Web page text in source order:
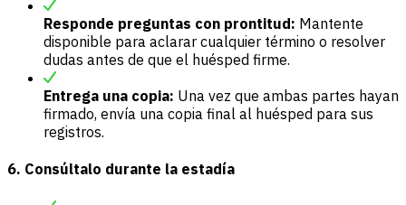
Responde preguntas con prontitud: Mantente
disponible para aclarar cualquier término o resolver
dudas antes de que el huésped firme.
Entrega una copia: Una vez que ambas partes hayan
firmado, envía una copia final al huésped para sus
registros.
6. Consúltalo durante la estadía